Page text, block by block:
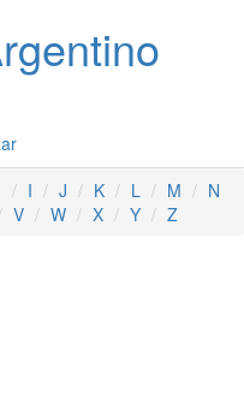
I J K L M
N
V W X Y Z